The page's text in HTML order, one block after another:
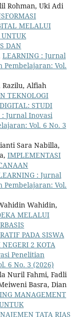
Rohman, Uki Adi
MELALUI
UNTUK
DAN
LEARNING : Jurnal
Pembelajaran: Vol.
Alfiah
TEKNOLOGI
STUDI
: Jurnal Inovasi
Vol. 6 No. 3
Sara Nabilla,
IMPLEMENTASI
: Jurnal
Pembelajaran: Vol.
Wahidin,
MELALUI
PADA SISWA
2 KOTA
Penelitian
6 No. 3 (2026)
Nuril Fahmi, Fadli
Basra, Dian
MANAGEMENT
TATA RIAS